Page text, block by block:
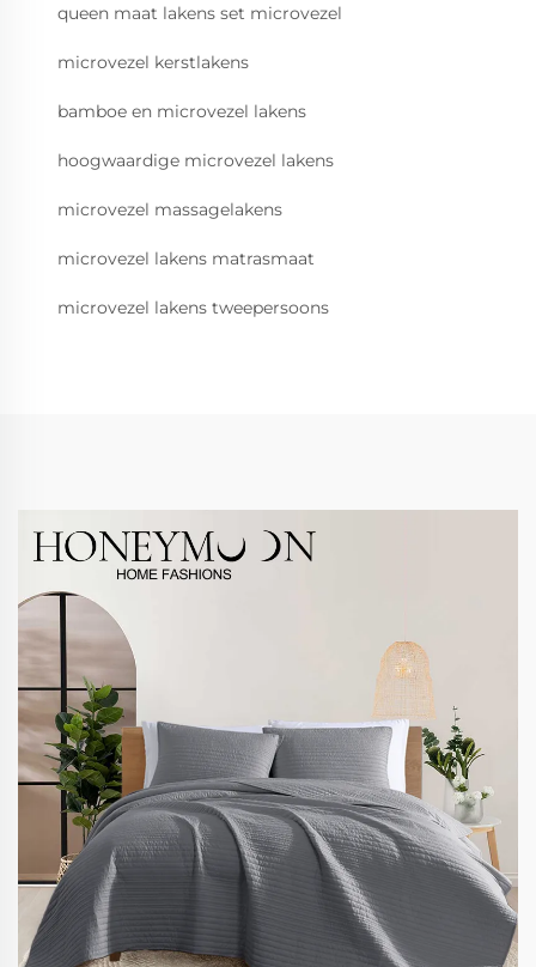
queen maat lakens set microvezel
microvezel kerstlakens
bamboe en microvezel lakens
hoogwaardige microvezel lakens
microvezel massagelakens
microvezel lakens matrasmaat
microvezel lakens tweepersoons